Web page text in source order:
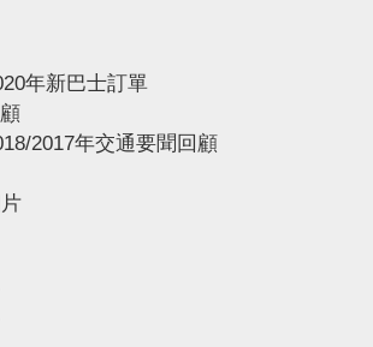
年新巴士訂單
2017年交通要聞回顧